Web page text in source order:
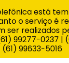
está
o serviço é
ser realizados
99277-0237 |
(61) 99633-5016